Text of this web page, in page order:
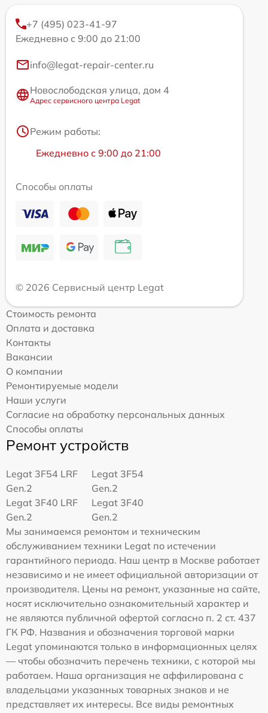
+7 (495) 023-41-97
Ежедневно с 9:00 до 21:00
info@legat-repair-center.ru
Новослободская улица, дом 4
Адрес сервисного центра Legat
Режим работы:
Ежедневно с 9:00 до 21:00
Способы оплаты
© 2026 Сервисный центр Legat
Стоимость ремонта
Оплата и доставка
Контакты
Вакансии
О компании
Ремонтируемые модели
Наши услуги
Согласие на обработку персональных данных
Способы оплаты
Ремонт устройств
Legat 3F54 LRF
Gen.2
Legat 3F54
Gen.2
Legat 3F40 LRF
Gen.2
Legat 3F40
Gen.2
Мы занимаемся ремонтом и техническим
обслуживанием техники Legat по истечении
гарантийного периода. Наш центр в Москве работает
независимо и не имеет официальной авторизации от
производителя. Цены на ремонт, указанные на сайте,
носят исключительно ознакомительный характер и
не являются публичной офертой согласно п. 2 ст. 437
ГК РФ. Названия и обозначения торговой марки
Legat упоминаются только в информационных целях
— чтобы обозначить перечень техники, с которой мы
работаем. Наша организация не аффилирована с
владельцами указанных товарных знаков и не
представляет их интересы. Все виды ремонтных